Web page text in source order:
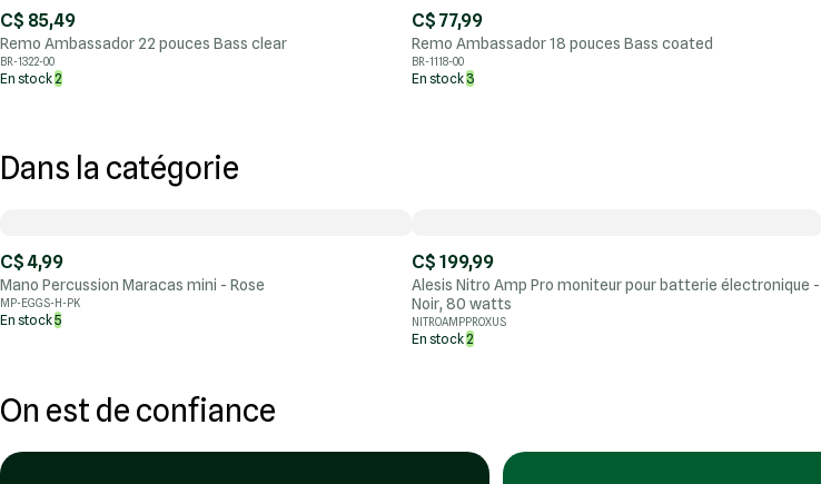
C$ 85,49
Remo Ambassador 22 pouces Bass clear
BR-1322-00
En stock2
C$ 77,99
Remo Ambassador 18 pouces Bass coated
BR-1118-00
En stock 3
Dans la catégorie
C$ 4,99
Mano Percussion Maracas mini - Rose
MP-EGGS-H-PK
En stock5
C$ 199,99
Alesis Nitro Amp Pro moniteur pour batterie électronique -
Noir, 80 watts
NITROAMPPROXUS
En stock2
On est de confiance